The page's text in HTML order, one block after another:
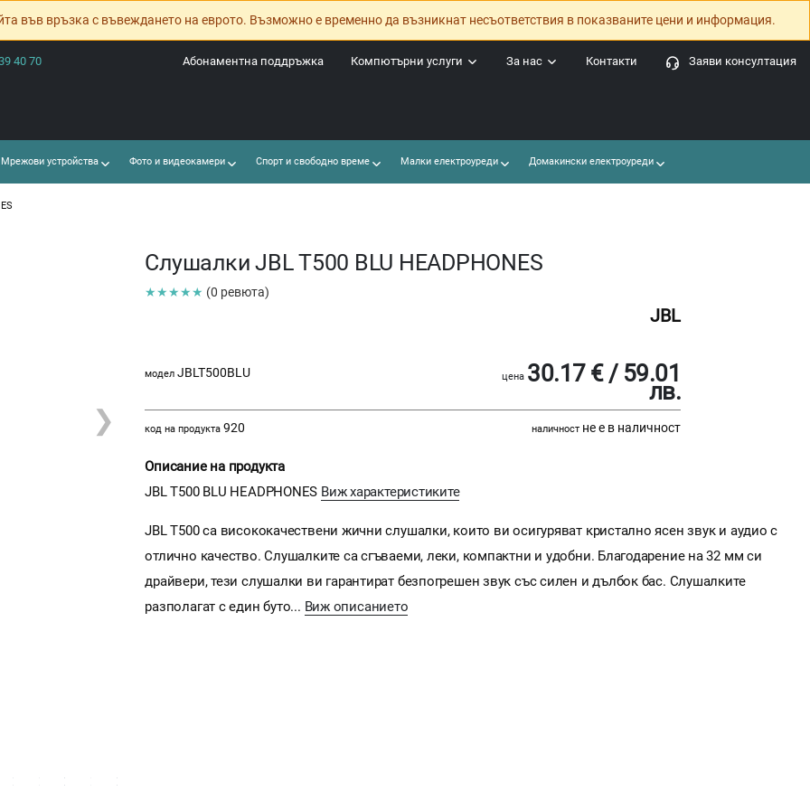
във връзка с въвеждането на еврото. Възможно е временно да възникнат несъответствия в показваните цени и информация.
40 70 Заяви консултация
Контакти
За нас
Компютърни услуги
Абонаментна поддръжка
устройства Фото и видеокамери Спорт и свободно време Малки електроуреди Домакински електроуреди
❯
Слушалки JBL T500 BLU HEADPHONES
★★★★★ (0 ревюта)
JBL
модел JBLT500BLU цена 30.17 € / 59.01
лв.
код на продукта 920 наличност не е в наличност
Описание на продукта
JBL T500 BLU HEADPHONES Виж характеристиките
JBL T500 са висококачествени жични слушалки, които ви осигуряват кристално ясен звук и аудио с
отлично качество. Слушалките са сгъваеми, леки, компактни и удобни. Благодарение на 32 мм си
драйвери, тези слушалки ви гарантират безпогрешен звук със силен и дълбок бас. Слушалките
разполагат с един буто... Виж описанието